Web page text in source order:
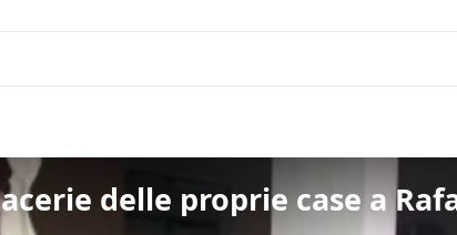
delle proprie case a